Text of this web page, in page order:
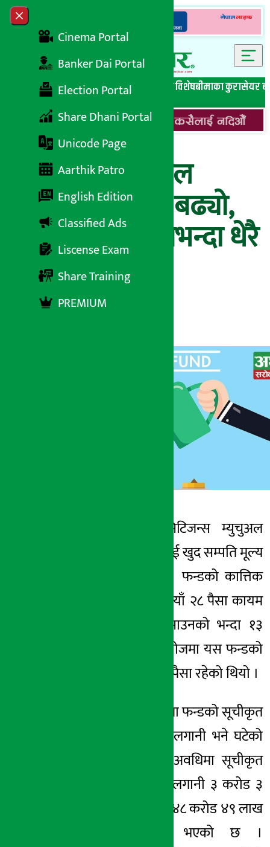
Skip to content
Close menu
Cinema Portal
Banker Dai Portal
Election Portal
Share Dhani Portal
Unicode Page
Aarthik Patro
English Edition
Classified Ads
Liscense Exam
Share Training
PREMIUM
सबै समाचारबेथिति मुर्दाबादबैंकिङ विशेष लघुवित्त विशेषबीमाका कुरासेयर
सिटिजन्स म्युचुअल
फन्ड-२ को न्याभ बढ्यो,
नबिल बैंकमा सबैभन्दा धेरै
लगानी
काठमाडौं । सिटिजन्स म्युचुअल
फन्ड-२ को प्रतिइकाई खुद सम्पति मूल्य
(न्याभ) बढेको छ । फन्डको कात्तिक
मसान्तसम्म १२ रुपैयाँ २८ पैसा कायम
भएको छ । यो साउनको भन्दा १३
पैसाले धेरै हो । असोजमा यस फन्डको
न्याभ १२ रुपैयाँ १५ पैसा रहेको थियो ।
यस्तैगरी यसअवधिमा फन्डको सूचीकृत
कम्पनीको सेयरमा लगानी भने घटेको
छ । १ महिनाको अवधिमा सूचीकृत
कम्पनीको सेयरमा लगानी ३ करोड ३
लाख रुपैयाँले घटेर ४८ करोड ४९ लाख
रुपैयाँमा सीमित भएको छ ।